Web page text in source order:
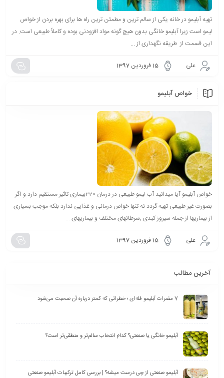
تهیه آبلیمو در خانه یکی از سالم ترین و مطمئن ترین راه ها برای بهره بردن از خواص
لیمو است زیرا آبلیمو خانگی بدون هیچ گونه مواد افزودنی بوده و کاملاً طبیعی است. در
این قسمت از طریقه نگهداری از ...
علی 15 فروردین 1397
خواص آبلیمو
خواص آبلیمو آیا میدانید آب لیمو طبیعی در درمان 220بیماری تاثیر مستقیم دارد و اگر
بصورت غیر طبیعی تهیه گردد نه تنها خواص درمانی و غذایی ندارد بلکه موجب بسیاری
از بیماریها از جمله سیروز کبدی ,سرطانهای مختلف و بیماریهای ...
علی 15 فروردین 1397
آخرین مطالب
7 مضرات آبلیمو فله‌ای ؛ خطراتی که کمتر درباره آن صحبت می‌شود
آبلیمو خانگی یا صنعتی؟ کدام انتخاب سالم‌تر و منطقی‌تر است؟
آبلیمو صنعتی از چی درست میشه؟ | بررسی کامل ترکیبات آبلیمو صنعتی